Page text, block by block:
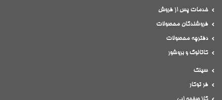
خدمات پس از فروش
فروشندگان محصولات
دفترچه محصولات
کاتالوگ و بروشور
سینک
فر توکار